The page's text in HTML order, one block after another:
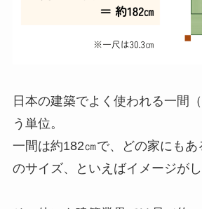
日本の建築でよく使われる一間
う単位。
一間は約182㎝で、どの家にもあ
のサイズ、といえばイメージがし